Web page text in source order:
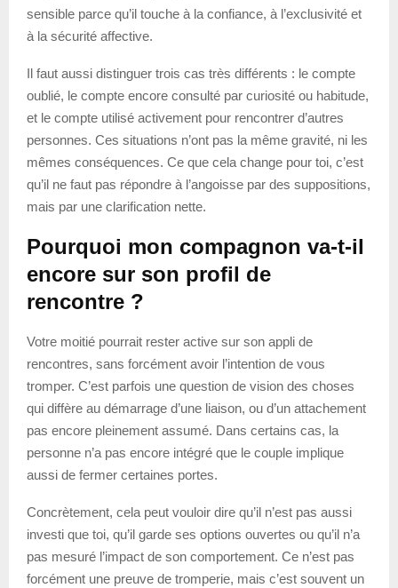
sensible parce qu’il touche à la confiance, à l’exclusivité et
à la sécurité affective.
Il faut aussi distinguer trois cas très différents : le compte
oublié, le compte encore consulté par curiosité ou habitude,
et le compte utilisé activement pour rencontrer d’autres
personnes. Ces situations n’ont pas la même gravité, ni les
mêmes conséquences. Ce que cela change pour toi, c’est
qu’il ne faut pas répondre à l’angoisse par des suppositions,
mais par une clarification nette.
Pourquoi mon compagnon va-t-il
encore sur son profil de
rencontre ?
Votre moitié pourrait rester active sur son appli de
rencontres, sans forcément avoir l’intention de vous
tromper. C’est parfois une question de vision des choses
qui diffère au démarrage d’une liaison, ou d’un attachement
pas encore pleinement assumé. Dans certains cas, la
personne n’a pas encore intégré que le couple implique
aussi de fermer certaines portes.
Concrètement, cela peut vouloir dire qu’il n’est pas aussi
investi que toi, qu’il garde ses options ouvertes ou qu’il n’a
pas mesuré l’impact de son comportement. Ce n’est pas
forcément une preuve de tromperie, mais c’est souvent un